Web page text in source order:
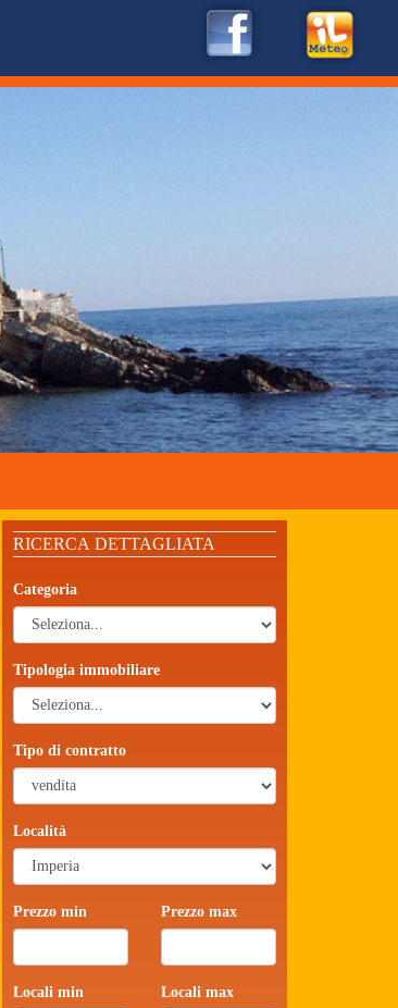
RICERCA DETTAGLIATA
Categoria
Tipologia immobiliare
Tipo di contratto
Località
Prezzo min Prezzo max
Locali min Locali max